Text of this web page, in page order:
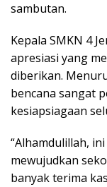
sambutan.
Kepala SMKN 4
apresiasi yang
diberikan.
bencana sangat
kesiapsiagaan
“Alhamdulillah,
mewujudkan
banyak terima